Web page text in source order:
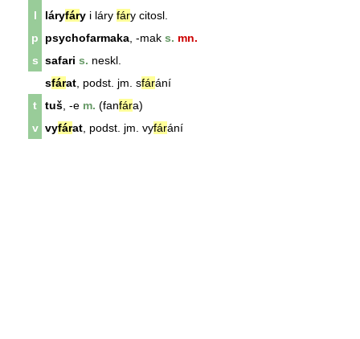
l
láryfáry i láry fáry citosl.
p
psychofarmaka , -mak s. mn.
s safari s. neskl.
sfárat , podst. jm. sfárání
t
tuš , -e m. (fanfára)
v vyfárat , podst. jm. vyfárání